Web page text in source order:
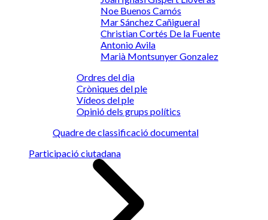
Noe Buenos Camós
Mar Sánchez Cañigueral
Christian Cortés De la Fuente
Antonio Avila
Marià Montsunyer Gonzalez
Ordres del dia
Cròniques del ple
Vídeos del ple
Opinió dels grups polítics
Quadre de classificació documental
Participació ciutadana